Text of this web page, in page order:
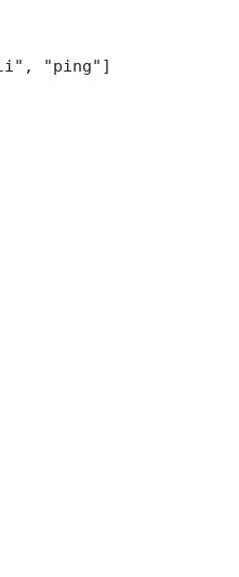
"ping"]